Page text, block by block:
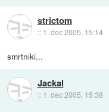
strictom
:: 1. dec 2005, 15:14
smrtniki...
Jackal
:: 1. dec 2005, 15:38